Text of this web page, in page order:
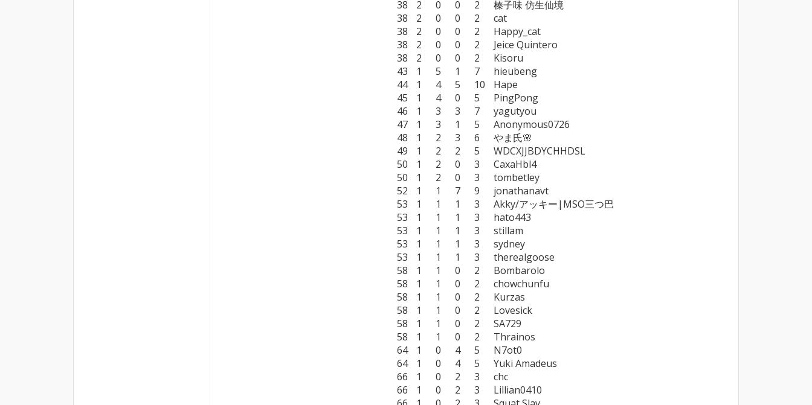
38	2	0	0	2	榛子味 仿生仙境
38	2	0	0	2	cat
38	2	0	0	2	Happy_cat
38	2	0	0	2	Jeice Quintero
38	2	0	0	2	Kisoru
43	1	5	1	7	hieubeng
44	1	4	5	10	Hape
45	1	4	0	5	PingPong
46	1	3	3	7	yagutyou
47	1	3	1	5	Anonymous0726
48	1	2	3	6	やま氏🌸
49	1	2	2	5	WDCXJJBDYCHHDSL
50	1	2	0	3	CaxaHbl4
50	1	2	0	3	tombetley
52	1	1	7	9	jonathanavt
53	1	1	1	3	Akky/アッキー|MSO三つ巴
53	1	1	1	3	hato443
53	1	1	1	3	stillam
53	1	1	1	3	sydney
53	1	1	1	3	therealgoose
58	1	1	0	2	Bombarolo
58	1	1	0	2	chowchunfu
58	1	1	0	2	Kurzas
58	1	1	0	2	Lovesick
58	1	1	0	2	SA729
58	1	1	0	2	Thrainos
64	1	0	4	5	N7ot0
64	1	0	4	5	Yuki Amadeus
66	1	0	2	3	chc
66	1	0	2	3	Lillian0410